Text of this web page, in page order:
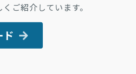
ご紹介しています。
ド